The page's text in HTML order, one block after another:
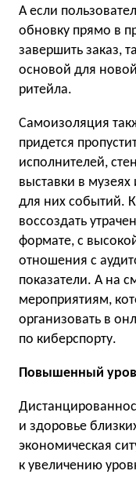
А если
обновку прямо в
завершить заказ,
основой для
ритейла.
Самоизоляция
придется
исполнителей,
выставки в музеях
для них событий.
воссоздать
формате, с
отношения с
показатели. А на
мероприятиям,
организовать в
по киберспорту.
Повышенный
и здоровье
экономическая
к увеличению